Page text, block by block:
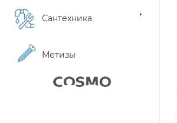
Сантехника
Метизы